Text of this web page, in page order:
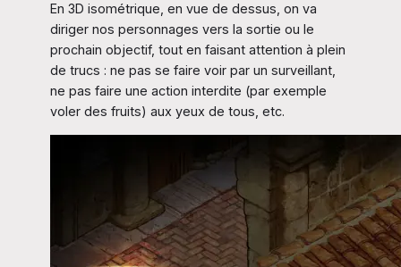
En 3D isométrique, en vue de dessus, on va
diriger nos personnages vers la sortie ou le
prochain objectif, tout en faisant attention à plein
de trucs : ne pas se faire voir par un surveillant,
ne pas faire une action interdite (par exemple
voler des fruits) aux yeux de tous, etc.